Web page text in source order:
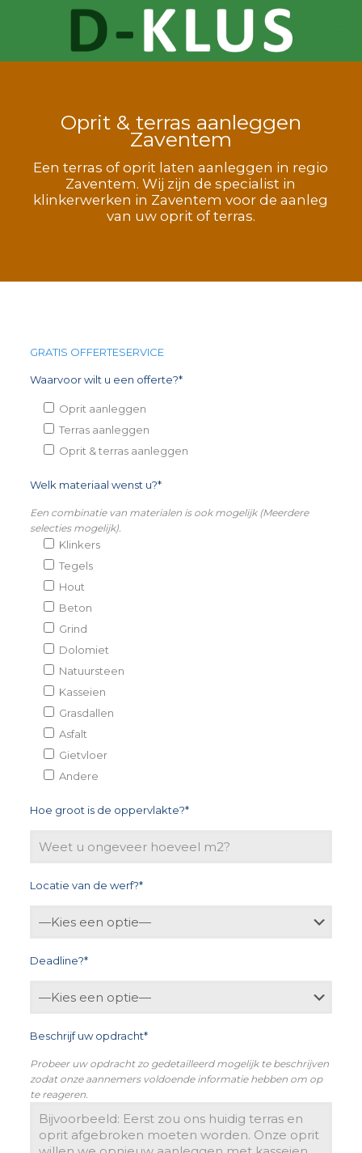
Oprit & terras aanleggen
Zaventem
Een terras of oprit laten aanleggen in regio
Zaventem. Wij zijn de specialist in
klinkerwerken in Zaventem voor de aanleg
van uw oprit of terras.
GRATIS OFFERTESERVICE
Waarvoor wilt u een offerte?*
Oprit aanleggen
Terras aanleggen
Oprit & terras aanleggen
Welk materiaal wenst u?*
Een combinatie van materialen is ook mogelijk (Meerdere
selecties mogelijk).
Klinkers
Tegels
Hout
Beton
Grind
Dolomiet
Natuursteen
Kasseien
Grasdallen
Asfalt
Gietvloer
Andere
Hoe groot is de oppervlakte?*
Locatie van de werf?*
Deadline?*
Beschrijf uw opdracht*
Probeer uw opdracht zo gedetailleerd mogelijk te beschrijven
zodat onze aannemers voldoende informatie hebben om op
te reageren.